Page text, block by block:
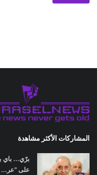
المشاركات الأكثر مشاهدة
برّي...
على "عر...